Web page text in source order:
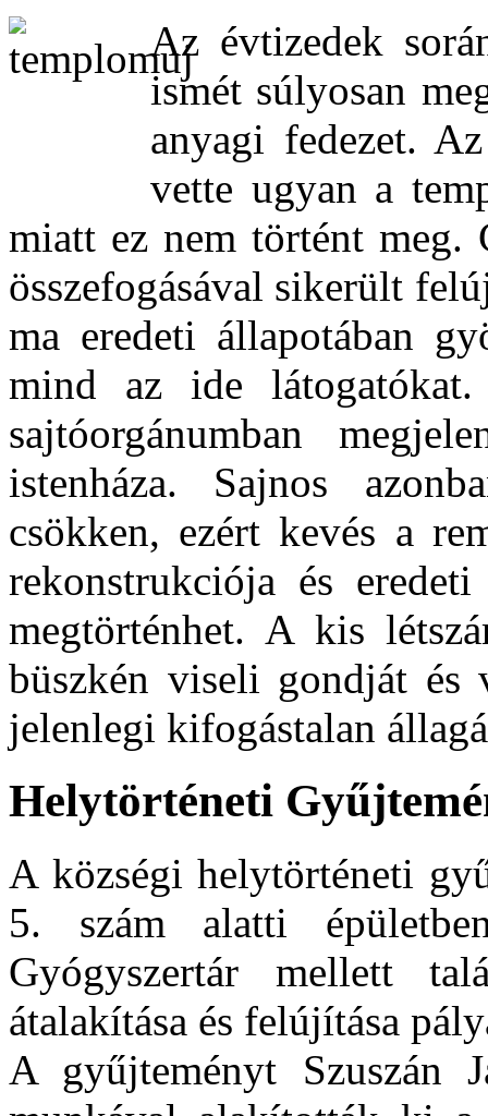
Az évtizedek
ismét súlyosan
anyagi fedezet.
vette ugyan a
miatt ez nem történt
összefogásával sikerült
ma eredeti állapotában
mind az ide
sajtóorgánumban
istenháza. Sajnos
csökken, ezért kevés a
rekonstrukciója és
megtörténhet. A kis
büszkén viseli gondját és
jelenlegi kifogástalan
Helytörténeti
A községi helytörténeti
5. szám alatti
Gyógyszertár mellett
átalakítása és felújítása
A gyűjteményt Szuszán